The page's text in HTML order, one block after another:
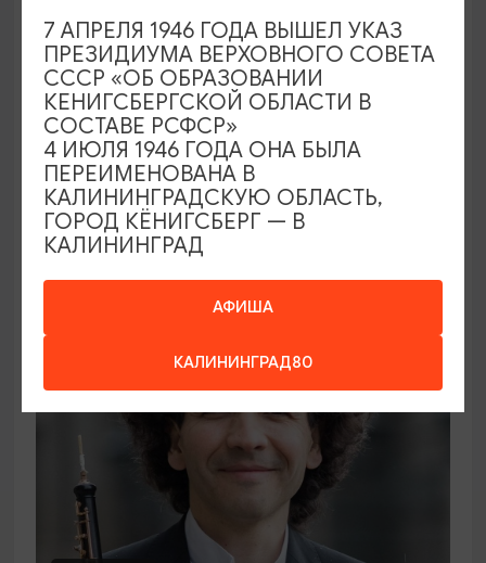
ВЫСТАВКИ
Солнечное притяжение
21.08.2026 - 20.09.2026
Калининград, Музей янтаря
АФИША
КАЛИНИНГРАД80
7 АПРЕЛЯ 1946 ГОДА ВЫШЕЛ УКАЗ
ПРЕЗИДИУМА ВЕРХОВНОГО СОВЕТА
СССР «ОБ ОБРАЗОВАНИИ
КЕНИГСБЕРГСКОЙ ОБЛАСТИ В
СОСТАВЕ РСФСР»
4 ИЮЛЯ 1946 ГОДА ОНА БЫЛА
ПЕРЕИМЕНОВАНА В
КАЛИНИНГРАДСКУЮ ОБЛАСТЬ,
ГОРОД КЁНИГСБЕРГ — В
КАЛИНИНГРАД